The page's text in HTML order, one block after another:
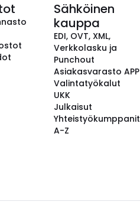
Sähköinen
kauppa
EDI, OVT, XML,
Verkkolasku ja
Punchout
Asiakasvarasto APP
Valintatyökalut
UKK
Julkaisut
Yhteistyökumppanit
A-Z